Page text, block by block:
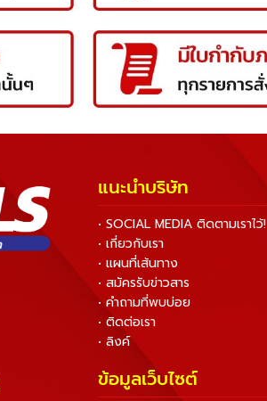
แนะนำบริษัท
• SOCIAL MEDIA ติดตามเราไว้!
• เกี่ยวกับเรา
• แผนที่เส้นทาง
• สมัครรับข่าวสาร
• คำถามที่พบบ่อย
• ติดต่อเรา
• ลิงค์
ข้อมูลเว็บไซต์